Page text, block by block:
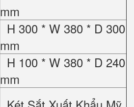
mm
H 300 * W 380 * D 300
mm
H 100 * W 380 * D 240
mm